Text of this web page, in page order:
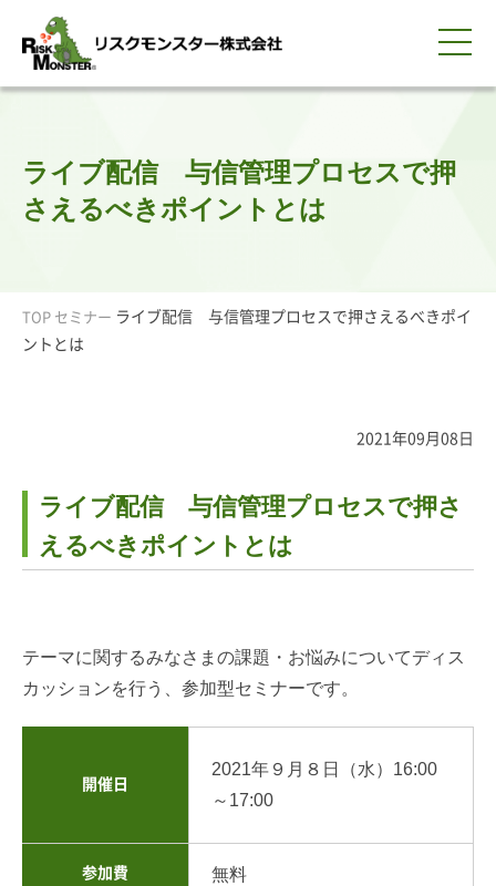
0120-259-440
資料請求
会員ログイン
簡体中文
ENGLISH
ライブ配信 与信管理プロセスで押
さえるべきポイントとは
TOP セミナー ライブ配信 与信管理プロセスで押さえるべきポイ
ントとは
2021年09月08日
ライブ配信 与信管理プロセスで押さ
えるべきポイントとは
テーマに関するみなさまの課題・お悩みについてディス
カッションを行う、参加型セミナーです。
開催日
2021年９月８日（水）16:00
～17:00
参加費 無料